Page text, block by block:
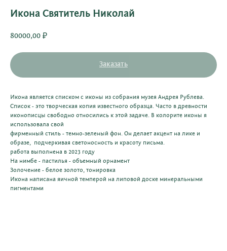
Икона Святитель Николай
80000,00 ₽
Заказать
Икона является списком с иконы из собрания музея Андрея Рублева.
Список - это творческая копия известного образца. Часто в древности
иконописцы свободно относились к этой задаче. В колорите иконы я
использовала свой
фирменный стиль - темно-зеленый фон. Он делает акцент на лике и
образе, подчеркивая светоносность и красоту письма.
работа выполнена в 2023 году
На нимбе - пастилья - объемный орнамент
Золочение - белое золото, тонировка
Икона написана яичной темперой на липовой доске минеральными
пигментами